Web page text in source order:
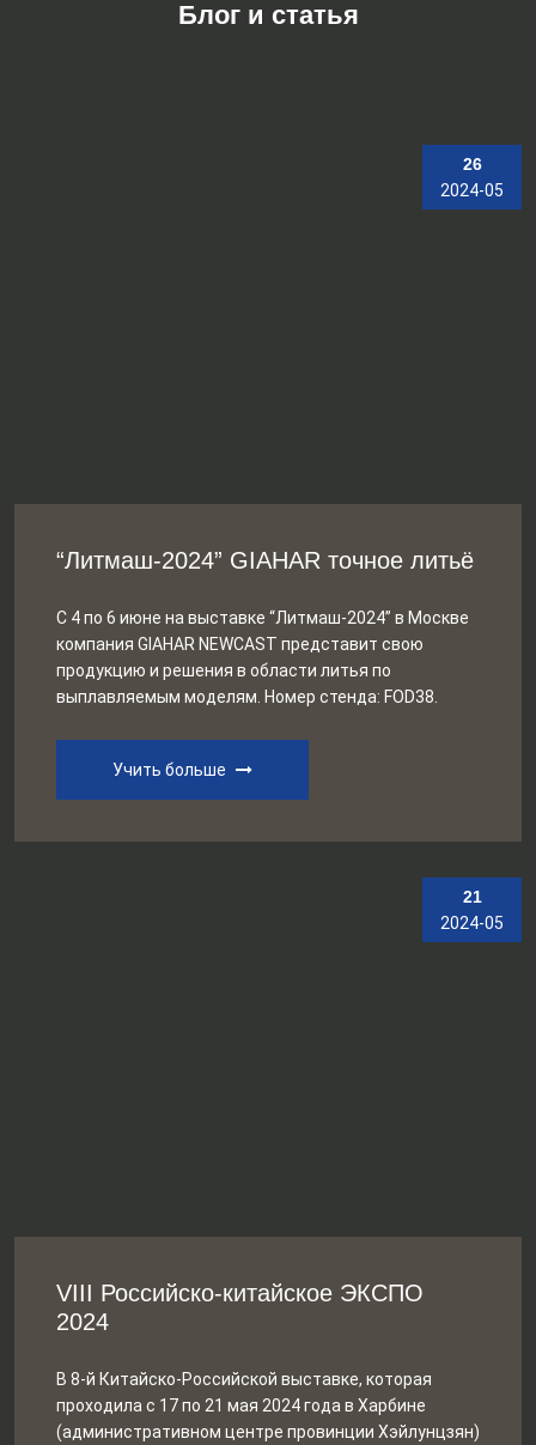
Блог и статья
26
2024-05
“Литмаш-2024” GIAHAR точное литьё
С 4 по 6 июне на выставке “Литмаш-2024” в Москве
компания GIAHAR NEWCAST представит свою
продукцию и решения в области литья по
выплавляемым моделям. Номер стенда: FOD38.
Учить больше
21
2024-05
VIII Российско-китайское ЭКСПО
2024
В 8-й Китайско-Российской выставке, которая
проходила с 17 по 21 мая 2024 года в Харбине
(административном центре провинции Хэйлунцзян)